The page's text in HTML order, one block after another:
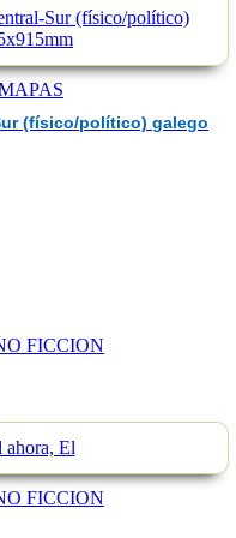
(físico/político) galego
FICCION
FICCION